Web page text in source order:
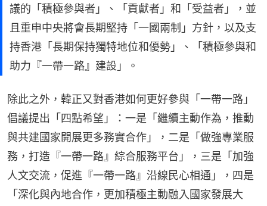
議的「積極參與者」、「貢獻者」和「受益者」，並
且重申中央將會長期堅持「一國兩制」方針，以及支
持香港「長期保持獨特地位和優勢」、「積極參與和
助力『一帶一路』建設」。
除此之外，韓正又對香港如何更好參與「一帶一路」
倡議提出「四點希望」：一是「繼續主動作為，推動
與共建國家開展更多務實合作」，二是「做強專業服
務，打造『一帶一路』綜合服務平台」，三是「加強
人文交流，促進『一帶一路』沿線民心相通」，四是
「深化與內地合作，更加積極主動融入國家發展大